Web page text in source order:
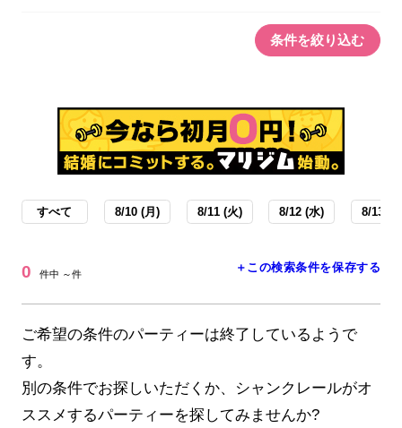
条件を絞り込む
すべて 8/10 (月) 8/11 (火) 8/12 (水) 8/13 (
0 件中 ～件 ＋この検索条件を保存する
ご希望の条件のパーティーは終了しているようで
す。
別の条件でお探しいただくか、シャンクレールがオ
ススメするパーティーを探してみませんか?